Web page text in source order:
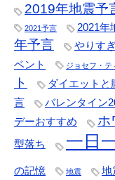
2019年地震予
2021予言 2021年
年予言
やりす
ベント
ジョセフ・テ
ト
ダイエットと
言
バレンタイン
デーおすすめ
ホ
型落ち
一日
の記憶 地震 地